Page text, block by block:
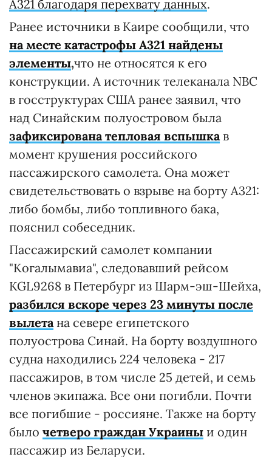
А321 благодаря перехвату данных.
Ранее источники в Каире сообщили, что
на месте катастрофы А321 найдены
элементы,что не относятся к его
конструкции. А источник телеканала NBC
в госструктурах США ранее заявил, что
над Синайским полуостровом была
зафиксирована тепловая вспышкав
момент крушения российского
пассажирского самолета. Она может
свидетельствовать о взрыве на борту A321:
либо бомбы, либо топливного бака,
пояснил собеседник.
Пассажирский самолет компании
"Когалымавиа", следовавший рейсом
KGL9268 в Петербург из Шарм-эш-Шейха,
разбился вскоре через 23 минуты после
вылетана севере египетского
полуострова Синай. На борту воздушного
судна находились 224 человека - 217
пассажиров, в том числе 25 детей, и семь
членов экипажа. Все они погибли. Почти
все погибшие - россияне. Также на борту
было четверо граждан Украины и один
пассажир из Беларуси.